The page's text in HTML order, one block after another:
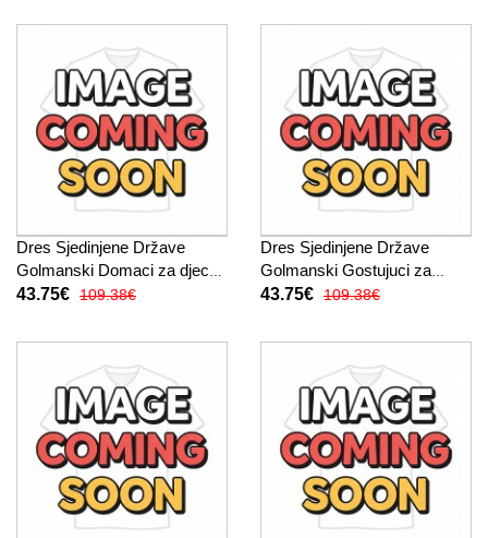
Dres Sjedinjene Države
Golmanski Domaci za djecu
SP 2026 Dugi Rukav (+
43.75€ 109.38€
Dres Sjedinjene Države
Golmanski Gostujuci za
djecu SP 2026 Dugi Rukav (+
43.75€ 109.38€